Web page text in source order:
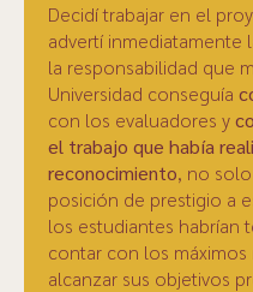
Decidí trabajar en el
advertí inmediatamente
la responsabilidad que
Universidad conseguía
con los evaluadores y
el trabajo que había
reconocimiento, no
posición de prestigio a
los estudiantes habrían
contar con los máximos
alcanzar sus objetivos